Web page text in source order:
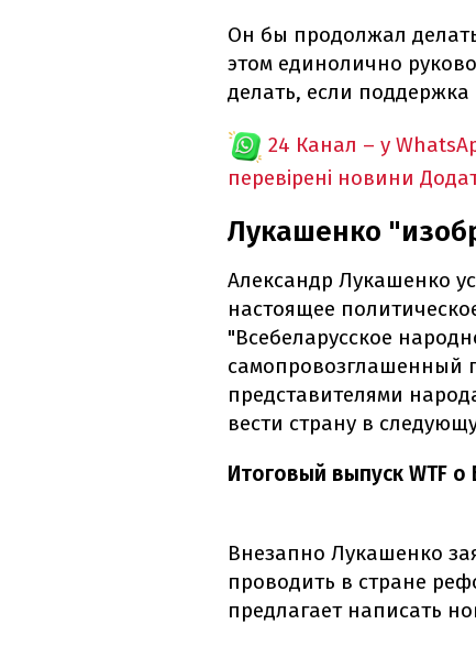
Он бы продолжал
этом единолично
делать, если
24 Канал – у
перевірені новини
Лукашенко
Александр Лукашенко
настоящее
"Всебеларусское
самопровозглашенный
представителями
вести страну в
Итоговый выпуск WTF
Внезапно Лукашенко
проводить в стране
предлагает написать